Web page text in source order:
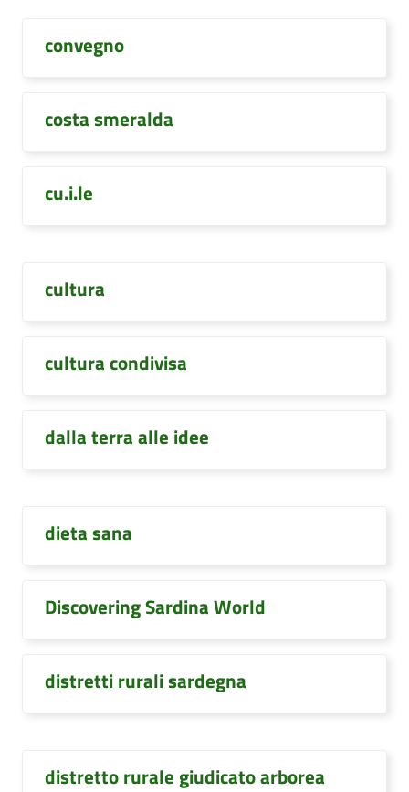
convegno
costa smeralda
cu.i.le
cultura
cultura condivisa
dalla terra alle idee
dieta sana
Discovering Sardina World
distretti rurali sardegna
distretto rurale giudicato arborea